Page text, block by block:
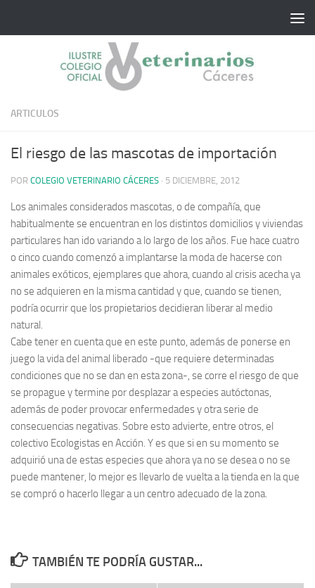
ARTICULOS
El riesgo de las mascotas de importación
POR COLEGIO VETERINARIO CÁCERES · 5 DICIEMBRE, 2012
Los animales considerados mascotas, o de compañía, que
habitualmente se encuentran en los distintos domicilios y viviendas
particulares han ido variando a lo largo de los años. Fue hace cuatro
o cinco cuando comenzó a implantarse la moda de hacerse con
animales exóticos, ejemplares que ahora, cuando al crisis acecha ya
no se adquieren en la misma cantidad y que, cuando se tienen,
podría ocurrir que los propietarios decidieran liberar al medio
natural.
Cabe tener en cuenta que en este punto, además de ponerse en
juego la vida del animal liberado -que requiere determinadas
condiciones que no se dan en esta zona-, se corre el riesgo de que
se propague y termine por desplazar a especies autóctonas,
además de poder provocar enfermedades y otra serie de
consecuencias negativas. Sobre esto advierte, entre otros, el
colectivo Ecologistas en Acción. Y es que si en su momento se
adquirió una de estas especies que ahora ya no se desea o no se
puede mantener, lo mejor es llevarlo de vuelta a la tienda en la que
se compró o hacerlo llegar a un centro adecuado de la zona.
TAMBIÉN TE PODRÍA GUSTAR...